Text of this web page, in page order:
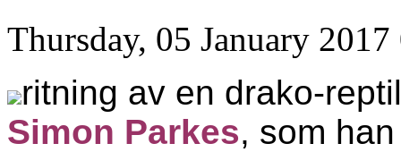
Thursday, 05 January
ritning av en drako-
Simon Parkes, som